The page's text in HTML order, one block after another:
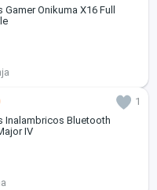
Onikuma X16 Full
1
Inalambricos Bluetooth
IV